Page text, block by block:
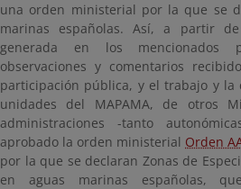
una orden ministerial por la que se
marinas españolas. Así, a partir
generada en los mencionados
observaciones y comentarios
participación pública, y el trabajo y la
unidades del MAPAMA, de otros
administraciones -tanto
aprobado la orden ministerial Orden
por la que se declaran Zonas de
en aguas marinas españolas,